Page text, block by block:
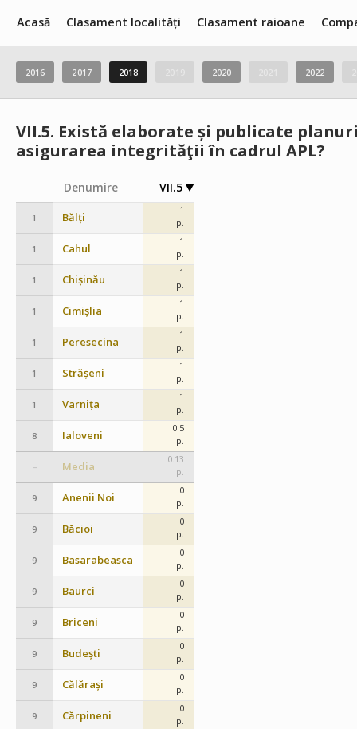
Acasă Clasament localități Clasament raioane
2016 2017 2018 2020 2022
VII.5. Există elaborate și publicate
asigurarea integrităţii în cadrul APL?
Denumire VII.5
1 Bălți
1
p.
1 Cahul
1
p.
1 Chișinău
1
p.
1 Cimișlia
1
p.
1 Peresecina
1
p.
1 Strășeni
1
p.
1 Varnița
1
p.
8 Ialoveni
0.5
p.
– Media
0.13
p.
9 Anenii Noi
0
p.
9 Băcioi
0
p.
9 Basarabeasca
0
p.
9 Baurci
0
p.
9 Briceni
0
p.
9 Budești
0
p.
9 Călărași
0
p.
9 Cărpineni
0
p.